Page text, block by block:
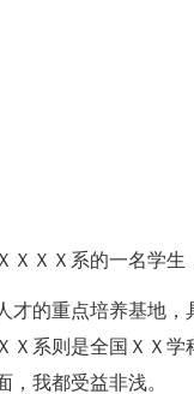
ＸＸＸ系的一名学生
才的重点培养基地
Ｘ系则是全国ＸＸ
，我都受益非浅。